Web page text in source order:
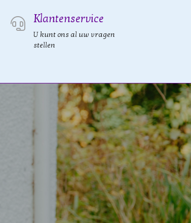
Klantenservice
U kunt ons al uw vragen
stellen